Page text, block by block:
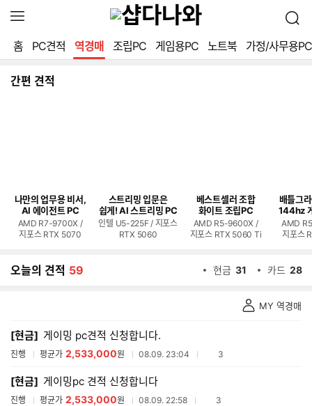
역
열
기
검
색
홈
PC견적 역경매 조립PC 게임용PC 노트북 가정/사무용PC
간편 견적
나만의 업무용 비서,
AI 에이전트 PC
AMD R7-9700X /
지포스 RTX 5070
스트리밍 입문은
쉽게! AI 스트리밍 PC
인텔 U5-225F / 지포스
RTX 5060
베스트셀러 조합
화이트 조립PC
AMD R5-9600X /
지포스 RTX 5060 Ti
배틀그
144hz
AMD
지포스
오늘의 견적 59 현금 31 카드 28
견
적
스
트
MY 역경매
[현금] 게이밍 pc견적 신청합니다.
진행 평균가 2,533,000원 08.09. 23:04 참여업체수
3
[현금] 게이밍pc 견적 신청합니다
진행 평균가 2,533,000원 08.09. 22:58 참여업체수
3